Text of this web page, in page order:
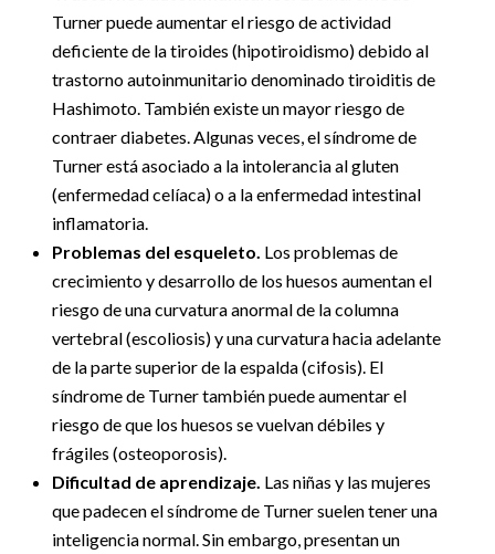
Turner puede aumentar el riesgo de actividad
deficiente de la tiroides (hipotiroidismo) debido al
trastorno autoinmunitario denominado tiroiditis de
Hashimoto. También existe un mayor riesgo de
contraer diabetes. Algunas veces, el síndrome de
Turner está asociado a la intolerancia al gluten
(enfermedad celíaca) o a la enfermedad intestinal
inflamatoria.
Problemas del esqueleto. Los problemas de
crecimiento y desarrollo de los huesos aumentan el
riesgo de una curvatura anormal de la columna
vertebral (escoliosis) y una curvatura hacia adelante
de la parte superior de la espalda (cifosis). El
síndrome de Turner también puede aumentar el
riesgo de que los huesos se vuelvan débiles y
frágiles (osteoporosis).
Dificultad de aprendizaje. Las niñas y las mujeres
que padecen el síndrome de Turner suelen tener una
inteligencia normal. Sin embargo, presentan un